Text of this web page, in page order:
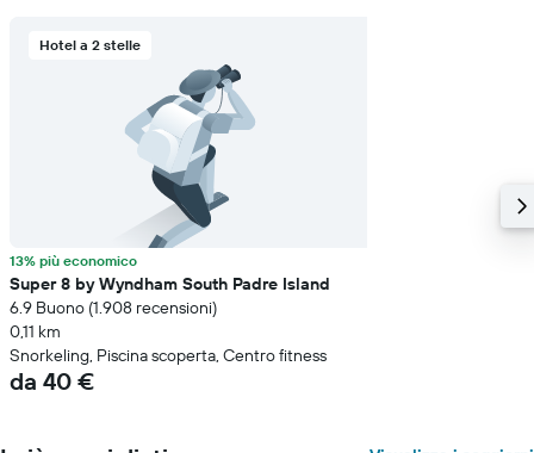
Hotel a 2 stelle
13% più economico
Super 8 by Wyndham South Padre Island
6.9 Buono (1.908 recensioni)
0,11 km
Snorkeling, Piscina scoperta, Centro fitness
da 40 €